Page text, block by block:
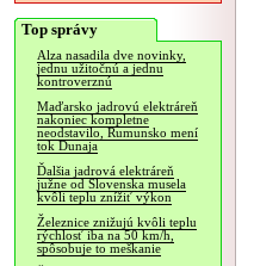
Top správy
Alza nasadila dve novinky,
jednu užitočnú a jednu
kontroverznú
Maďarsko jadrovú elektráreň
nakoniec kompletne
neodstavilo, Rumunsko mení
tok Dunaja
Ďalšia jadrová elektráreň
južne od Slovenska musela
kvôli teplu znížiť výkon
Železnice znižujú kvôli teplu
rýchlosť iba na 50 km/h,
spôsobuje to meškanie